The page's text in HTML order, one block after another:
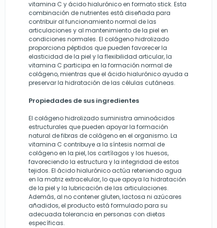
vitamina C y ácido hialurónico en formato stick. Esta
combinación de nutrientes está diseñada para
contribuir al funcionamiento normal de las
articulaciones y al mantenimiento de la piel en
condiciones normales. El colágeno hidrolizado
proporciona péptidos que pueden favorecer la
elasticidad de la piel y la flexibilidad articular, la
vitamina C participa en la formación normal de
colágeno, mientras que el ácido hialurónico ayuda a
preservar la hidratación de las células cutáneas.
Propiedades de sus ingredientes
El colágeno hidrolizado suministra aminoácidos
estructurales que pueden apoyar la formación
natural de fibras de colágeno en el organismo. La
vitamina C contribuye a la síntesis normal de
colágeno en la piel, los cartílagos y los huesos,
favoreciendo la estructura y la integridad de estos
tejidos. El ácido hialurónico actúa reteniendo agua
en la matriz extracelular, lo que apoya la hidratación
de la piel y la lubricación de las articulaciones.
Además, al no contener gluten, lactosa ni azúcares
añadidos, el producto está formulado para su
adecuada tolerancia en personas con dietas
específicas.